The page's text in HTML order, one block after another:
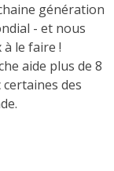
génération
- et nous
le faire !
aide plus de 8
des